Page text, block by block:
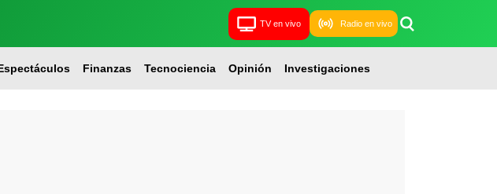
TV en vivo Radio en vivo
Finanzas Tecnociencia Opinión Investigaciones